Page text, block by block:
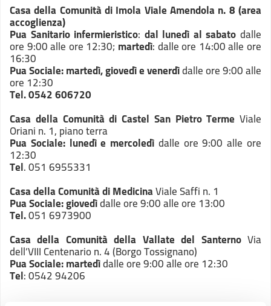
Casa della Comunità di Imola Viale Amendola n. 8 (area
accoglienza)
Pua Sanitario infermieristico: dal lunedì al sabato dalle
ore 9:00 alle ore 12:30; martedì: dalle ore 14:00 alle ore
16:30
Pua Sociale: martedì, giovedì e venerdìdalle ore 9:00 alle
ore 12:30
Tel.0542 606720
Casa della Comunità di Castel San Pietro Terme Viale
Oriani n. 1, piano terra
Pua Sociale: lunedì e mercoledì dalle ore 9:00 alle ore
12:30
Tel. 051 6955331
Casa della Comunità di MedicinaViale Saffi n. 1
Pua Sociale: giovedìdalle ore 9:00 alle ore 13:00
Tel.051 6973900
Casa della Comunità della Vallate del SanternoVia
dell’VIII Centenario n. 4 (Borgo Tossignano)
Pua Sociale: martedìdalle ore 9:00 alle ore 12:30
Tel: 0542 94206